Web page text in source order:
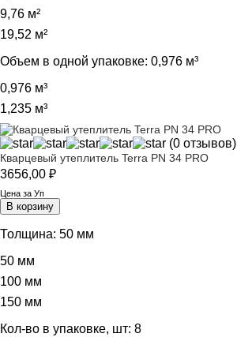
9,76 м²
19,52 м²
Объем в одной упаковке: 0,976 м³
0,976 м³
1,235 м³
(0 отзывов)
Кварцевый утеплитель Terra PN 34 PRO
3656,00 ₽
Цена за Уп
В корзину
Толщина: 50 мм
50 мм
100 мм
150 мм
Кол-во в упаковке, шт: 8